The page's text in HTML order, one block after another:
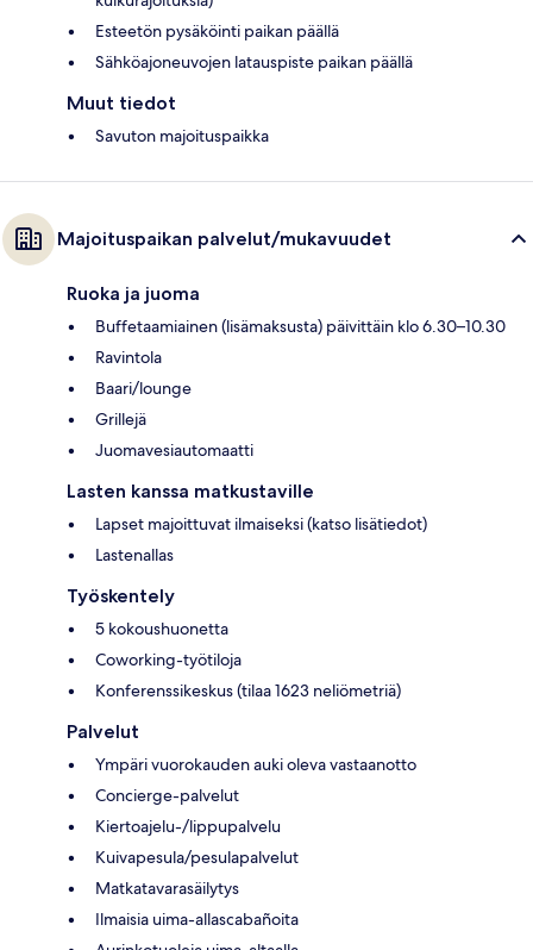
Esteetön pysäköinti paikan päällä
Sähköajoneuvojen latauspiste paikan päällä
Muut tiedot
Savuton majoituspaikka
Majoituspaikan palvelut/mukavuudet
Ruoka ja juoma
Buffetaamiainen (lisämaksusta) päivittäin klo 6.30–10.30
Ravintola
Baari/lounge
Grillejä
Juomavesiautomaatti
Lasten kanssa matkustaville
Lapset majoittuvat ilmaiseksi (katso lisätiedot)
Lastenallas
Työskentely
5 kokoushuonetta
Coworking-työtiloja
Konferenssikeskus (tilaa 1623 neliömetriä)
Palvelut
Ympäri vuorokauden auki oleva vastaanotto
Concierge-palvelut
Kiertoajelu-/lippupalvelu
Kuivapesula/pesulapalvelut
Matkatavarasäilytys
Ilmaisia uima-allascabañoita